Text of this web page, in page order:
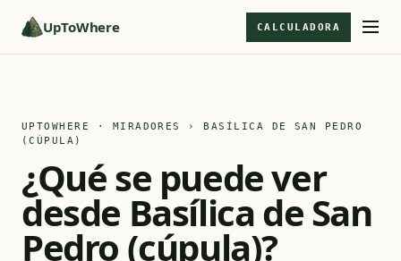
UpToWhere CALCULADORA
UPTOWHERE · MIRADORES
› BASÍLICA DE SAN PEDRO
(CÚPULA)
¿Qué se puede ver
desde Basílica de San
Pedro (cúpula)?